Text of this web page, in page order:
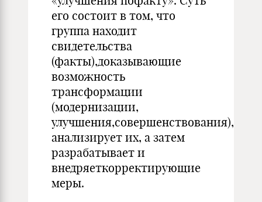
его состоит в том, что
группа находит
свидетельства
(факты),доказывающие
возможность
трансформации
(модернизации,
улучшения,совершенствования),
анализирует их, а затем
разра­батывает и
внедряеткорректирующие
меры.